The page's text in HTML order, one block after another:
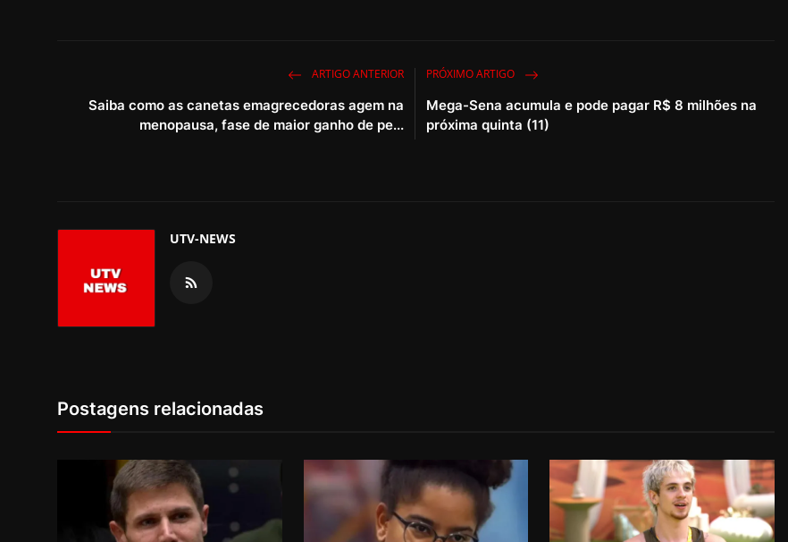
ARTIGO ANTERIOR
Saiba como as canetas emagrecedoras agem na
menopausa, fase de maior ganho de pe...
PRÓXIMO ARTIGO
Mega-Sena acumula e pode pagar R$ 8 milhões na
próxima quinta (11)
UTV-NEWS
Postagens relacionadas